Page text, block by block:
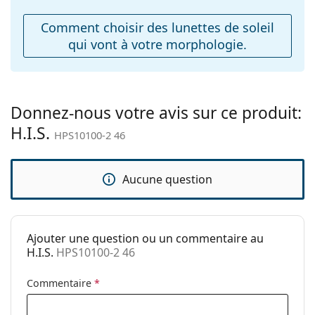
Accessoires
Étui:
Non
Tissu de
Oui
Autres
Sexe:
Pour enfants
Catégorie:
Lunettes de soleil
H.I.S
Code:
HPS10100-2 46
Comment choisir des lunettes de soleil
qui vont à votre morphologie.
Donnez-nous votre avis sur ce produit:
H.I.S. HPS10100-2 46
Aucune question
Ajouter une question ou un commentaire au
H.I.S. HPS10100-2 46
Commentaire *